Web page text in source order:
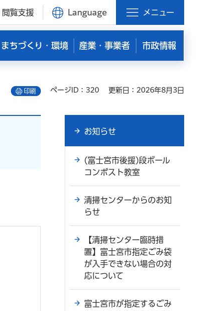
閲覧支援 Language メニュー
まちづくり・環境 産業・事業者 市政情報
印刷 ページID：320 更新日：2026年8月3日
お知らせ
(富士宮市後援)段ボール
コンポスト教室
清掃センターからのお知
らせ
【清掃センター臨時措
置】富士宮市指定ごみ袋
が入手できない場合の対
応について
富士宮市が指定するごみ